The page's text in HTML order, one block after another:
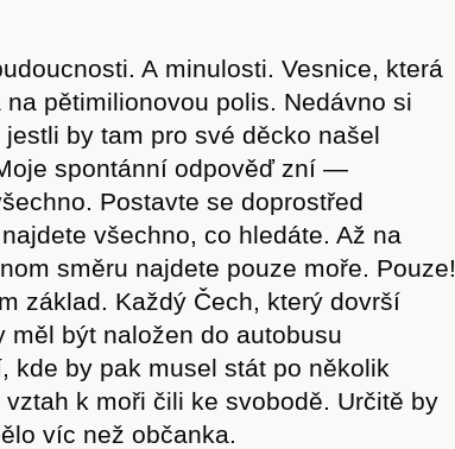
A minulosti. Vesnice, která
pětimilionovou polis. Nedávno si
by tam pro své děcko našel
spontánní odpověď zní —
Postavte se doprostřed
všechno, co hledáte. Až na
směru najdete pouze moře. Pouze!
základ. Každý Čech, který dovrší
měl být naložen do autobusu
kde by pak musel stát po několik
k moři čili ke svobodě. Určitě by
víc než občanka.